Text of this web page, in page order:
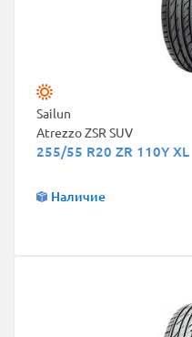
Sailun
Atrezzo ZSR SUV
255/55 R20 ZR 110Y XL
Наличие